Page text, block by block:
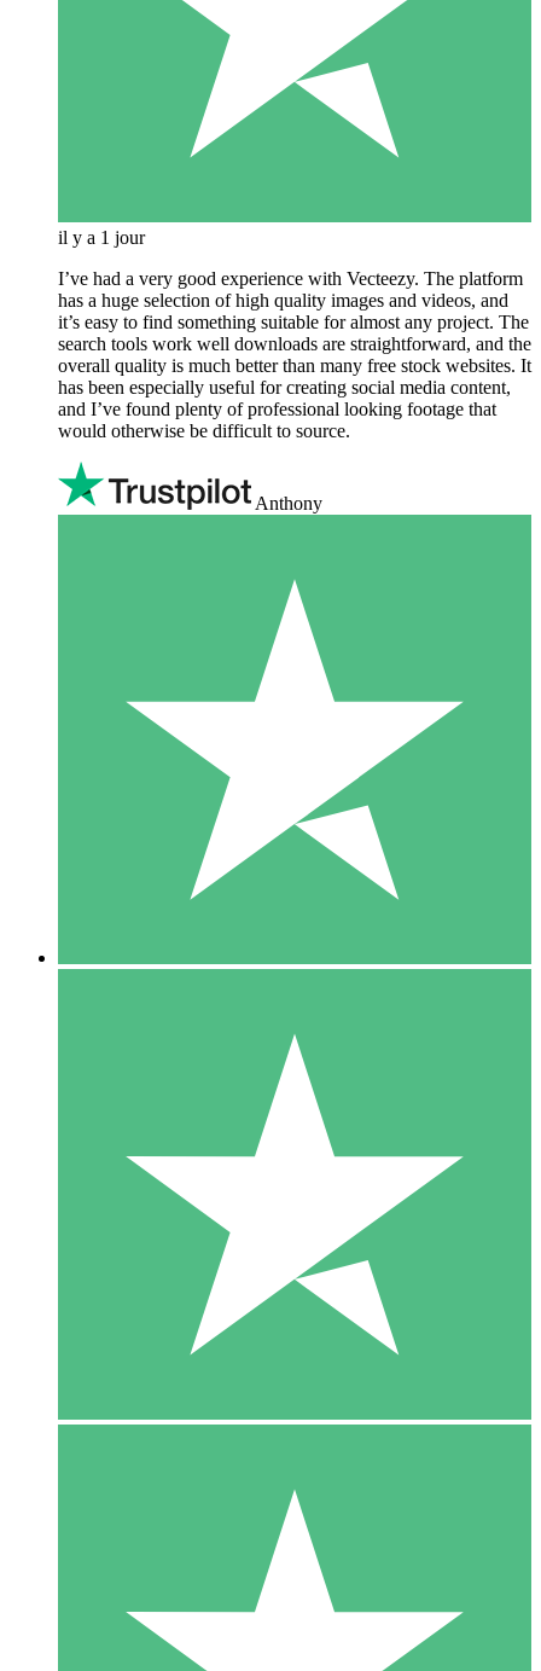
il y a 1 jour
I’ve had a very good experience with Vecteezy. The platform
has a huge selection of high quality images and videos, and
it’s easy to find something suitable for almost any project. The
search tools work well downloads are straightforward, and the
overall quality is much better than many free stock websites. It
has been especially useful for creating social media content,
and I’ve found plenty of professional looking footage that
would otherwise be difficult to source.
Anthony